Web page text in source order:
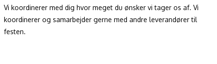
Vi koordinerer med dig hvor meget du ønsker vi tager os af. Vi
koordinerer og samarbejder gerne med andre leverandører til
festen.